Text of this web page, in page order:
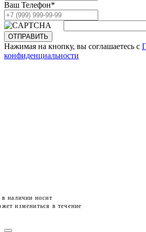
Ваш Телефон*
ОТПРАВИТЬ
Нажимая на кнопку, вы соглашаетесь с
конфиденциальности
наличии носит
измениться в течение